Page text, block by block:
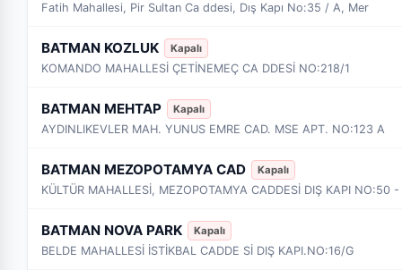
Fatih Mahallesi, Pir Sultan Ca ddesi, Dış Kapı No:35 / A, Mer
BATMAN KOZLUK Kapalı
KOMANDO MAHALLESİ ÇETİNEMEÇ CA DDESİ NO:218/1
BATMAN MEHTAP Kapalı
AYDINLIKEVLER MAH. YUNUS EMRE CAD. MSE APT. NO:123 A
BATMAN MEZOPOTAMYA CAD Kapalı
KÜLTÜR MAHALLESİ, MEZOPOTAMYA CADDESİ DIŞ KAPI NO:50 -
BATMAN NOVA PARK Kapalı
BELDE MAHALLESİ İSTİKBAL CADDE Sİ DIŞ KAPI.NO:16/G